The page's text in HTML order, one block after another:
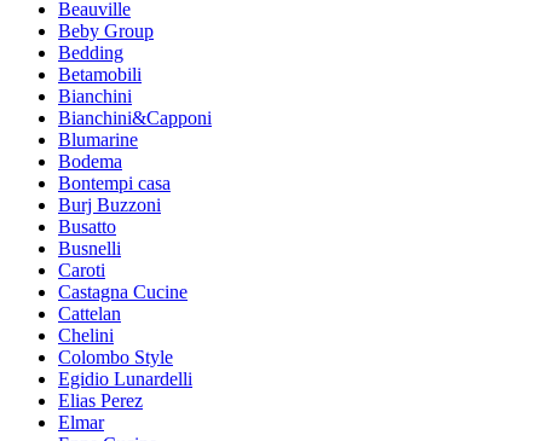
Beauville
Beby Group
Bedding
Betamobili
Bianchini
Bianchini&Capponi
Blumarine
Bodema
Bontempi casa
Burj Buzzoni
Busatto
Busnelli
Caroti
Castagna Cucine
Cattelan
Chelini
Colombo Style
Egidio Lunardelli
Elias Perez
Elmar